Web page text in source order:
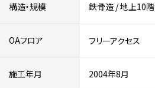
構造・規模 鉄骨造 /地上10階
OAフロア フリーアクセス
施工年月 2004年8月